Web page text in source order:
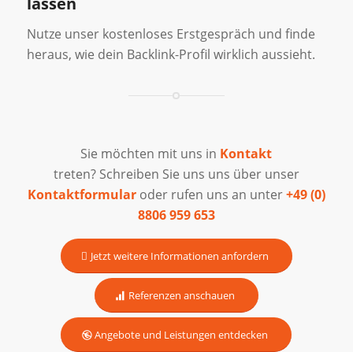
Nutze unser kostenloses Erstgespräch und finde
heraus, wie dein Backlink-Profil wirklich aussieht.
Sie möchten mit uns in Kontakt
treten? Schreiben Sie uns uns über unser
Kontaktformular oder rufen uns an unter+49 (0)
8806 959 653
Jetzt weitere Informationen anfordern
Referenzen anschauen
Angebote und Leistungen entdecken